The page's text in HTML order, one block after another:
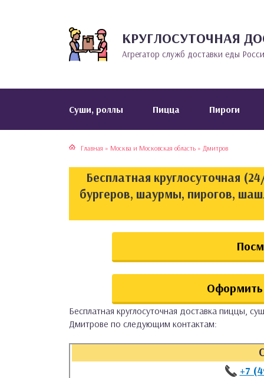
КРУГЛОСУТОЧНАЯ
Агрегатор служб доставки еды
Cуши, роллы Пицца Пироги
Главная » Москва и Московская область » Дмитров
Бесплатная круглосуточная
бургеров, шаурмы, пирогов,
Оформить
Бесплатная круглосуточная доставка пиццы,
Дмитрове по следующим контактам:
+7
кухня